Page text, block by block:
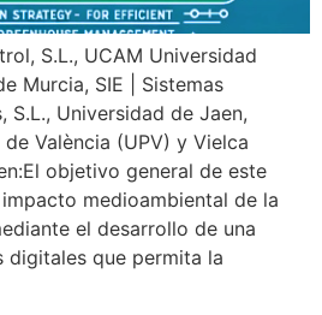
S.L., UCAM Universidad
Murcia, SIE | Sistemas
S.L., Universidad de Jaen,
València (UPV) y Vielca
objetivo general de este
medioambiental de la
el desarrollo de una
digitales que permita la